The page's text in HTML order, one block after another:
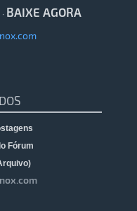
· BAIXE AGORA
Fórum